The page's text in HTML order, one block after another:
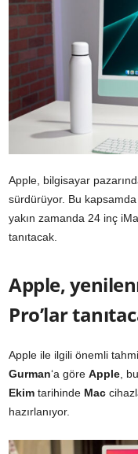
Apple, bilgisayar
sürdürüyor. Bu
yakın zamanda 24 inç
tanıtacak.
Apple,
Pro’lar
Apple ile ilgili önemli
Gurman‘a göre Apple ,
Ekim tarihinde Mac
hazırlanıyor.